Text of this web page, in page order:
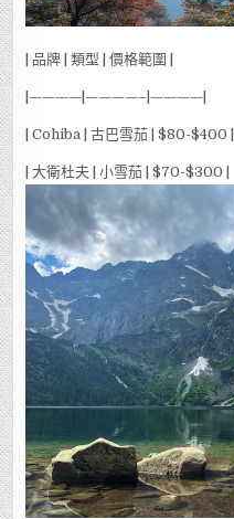
| 品牌 | 類型 | 價格範圍 |
|————|————–|————|
| Cohiba | 古巴雪茄 | $80-$400 |
| 大衛杜夫 | 小雪茄 | $70-$300 |